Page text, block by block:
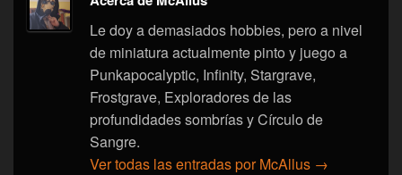
Le doy a demasiados hobbies, pero a nivel
de miniatura actualmente pinto y juego a
Punkapocalyptic, Infinity, Stargrave,
Frostgrave, Exploradores de las
profundidades sombrías y Círculo de
Sangre.
Ver todas las entradas por McAllus →